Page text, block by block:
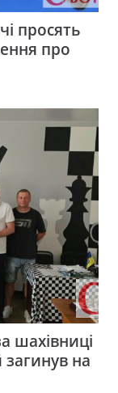
просять
про
шахівниці
загинув на